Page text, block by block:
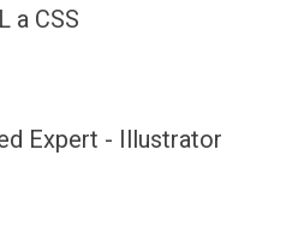
a CSS
Expert - Illustrator